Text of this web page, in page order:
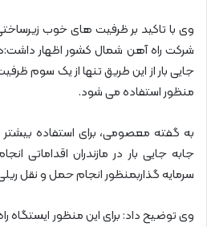
وی با تاکید بر ظرفیت های خوب
شرکت راه آهن شمال کشور اظهار
جایی بار از این طریق تنها از یک سوم
منظور استفاده می شود.
به گفته معصومی، برای استفاده
جابه جایی بار در مازندران
سرمایه گذاربمنظور انجام حمل و نقل
وی توضیح داد:‌ برای این منظور ایستگاه